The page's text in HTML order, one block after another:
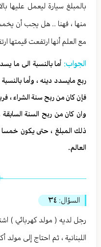
بالمبلغ سيارة ليعمل عليها
منها ، فهنا .. هل يجب أن
مع العلم أنها ارتفعت قيمتها
الجواب: أما بالنسبة الى ما
ربع مايسدد دينه ، وأما
فإن كان من ربح سنة الشراء ،
وان كان من ربح السنة
ذلك المبلغ ، حتى يكون خمسا
العالم.
السؤال: ٣٤
رجل لديه ( مولد كهربائي )
اللبنانية ، ثم احتاج إلى مولد